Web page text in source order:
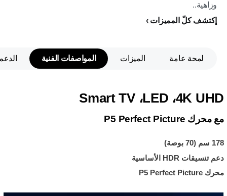
وزاهية..
إكتشف كلّ المميزات
لمحة عامة الميزات المواصفات الفنية
4K UHD‏، LED‏، Smart TV
مع محرك P5 Perfect Picture
178 سم (70 بوصة)
دعم تنسيقات HDR الأساسية
محرك P5 Perfect Picture